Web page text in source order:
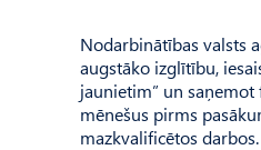
Nodarbinātības valsts
augstāko izglītību,
jaunietim” un
mēnešus pirms
mazkvalificētos darbos.